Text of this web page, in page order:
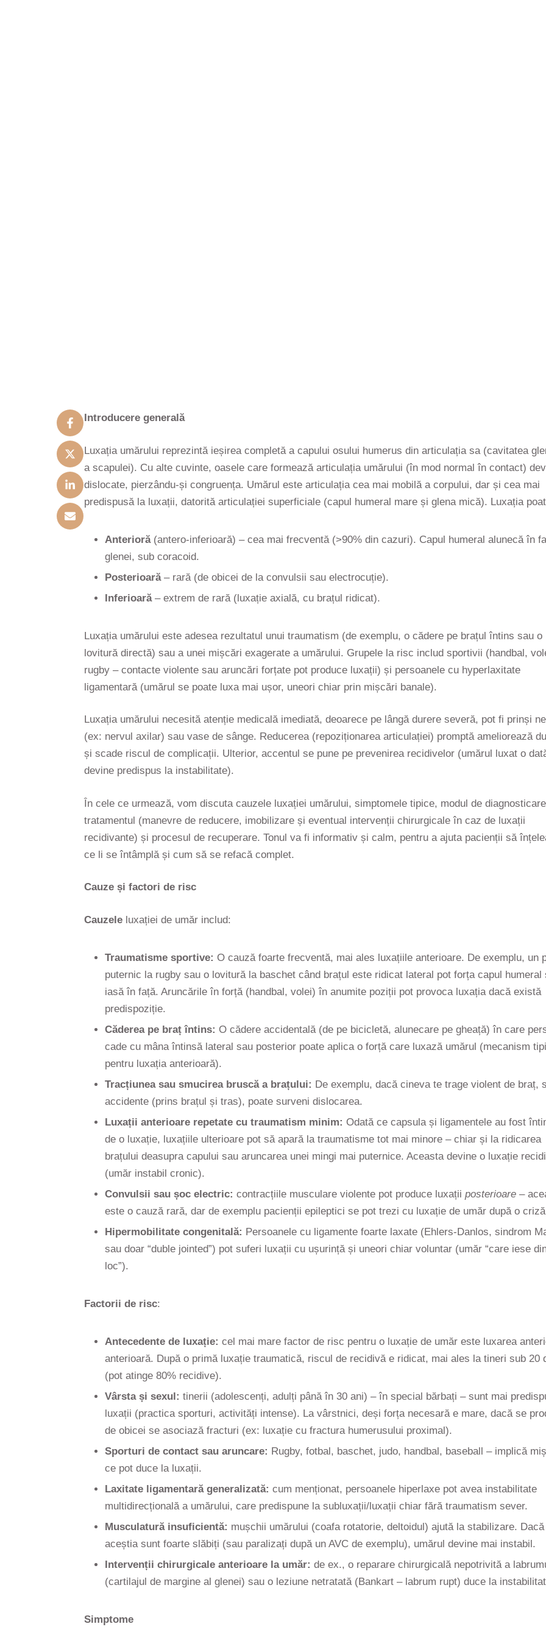
Introducere generală
Luxația umărului reprezintă ieșirea completă a capului osului humerus din articulația sa (cavitatea
a scapulei). Cu alte cuvinte, oasele care formează articulația umărului (în mod normal în contact)
dislocate, pierzându-și congruența. Umărul este articulația cea mai mobilă a corpului, dar și cea mai
predispusă la luxații, datorită articulației superficiale (capul humeral mare și glena mică). Luxația
Anterioră(antero-inferioară) – cea mai frecventă (>90% din cazuri). Capul humeral alunecă în
glenei, sub coracoid.
Posterioară– rară (de obicei de la convulsii sau electrocuție).
Inferioară– extrem de rară (luxație axială, cu brațul ridicat).
Luxația umărului este adesea rezultatul unui traumatism (de exemplu, o cădere pe brațul întins sau o
lovitură directă) sau a unei mișcări exagerate a umărului. Grupele la risc includ sportivii (handbal,
rugby – contacte violente sau aruncări forțate pot produce luxații) și persoanele cu hyperlaxitate
ligamentară (umărul se poate luxa mai ușor, uneori chiar prin mișcări banale).
Luxația umărului necesită atenție medicală imediată, deoarece pe lângă durere severă, pot fi prinși
(ex: nervul axilar) sau vase de sânge. Reducerea (repoziționarea articulației) promptă ameliorează
și scade riscul de complicații. Ulterior, accentul se pune pe prevenirea recidivelor (umărul luxat o
devine predispus la instabilitate).
În cele ce urmează, vom discuta cauzele luxației umărului, simptomele tipice, modul de
tratamentul (manevre de reducere, imobilizare și eventual intervenții chirurgicale în caz de luxații
recidivante) și procesul de recuperare. Tonul va fi informativ și calm, pentru a ajuta pacienții să
ce li se întâmplă și cum să se refacă complet.
Cauze și factori de risc
Cauzele luxației de umăr includ:
Traumatisme sportive: O cauză foarte frecventă, mai ales luxațiile anterioare. De exemplu, un
puternic la rugby sau o lovitură la baschet când brațul este ridicat lateral pot forța capul humeral
iasă în față. Aruncările în forță (handbal, volei) în anumite poziții pot provoca luxația dacă există
predispoziție.
Căderea pe braț întins: O cădere accidentală (de pe bicicletă, alunecare pe gheață) în care
cade cu mâna întinsă lateral sau posterior poate aplica o forță care luxază umărul (mecanism
pentru luxația anterioară).
Tracțiunea sau smucirea bruscă a brațului: De exemplu, dacă cineva te trage violent de braț,
accidente (prins brațul și tras), poate surveni dislocarea.
Luxații anterioare repetate cu traumatism minim: Odată ce capsula și ligamentele au fost
de o luxație, luxațiile ulterioare pot să apară la traumatisme tot mai minore – chiar și la ridicarea
brațului deasupra capului sau aruncarea unei mingi mai puternice. Aceasta devine o luxație
(umăr instabil cronic).
Convulsii sau șoc electric: contracțiile musculare violente pot produce luxații posterioare –
este o cauză rară, dar de exemplu pacienții epileptici se pot trezi cu luxație de umăr după o
Hipermobilitate congenitală: Persoanele cu ligamente foarte laxate (Ehlers-Danlos, sindrom
sau doar “duble jointed”) pot suferi luxații cu ușurință și uneori chiar voluntar (umăr “care iese
loc”).
Factorii de risc:
Antecedente de luxație: cel mai mare factor de risc pentru o luxație de umăr este luxarea
anterioară. După o primă luxație traumatică, riscul de recidivă e ridicat, mai ales la tineri sub 20
(pot atinge 80% recidive).
Vârsta și sexul: tinerii (adolescenți, adulți până în 30 ani) – în special bărbați – sunt mai
luxații (practica sporturi, activități intense). La vârstnici, deși forța necesară e mare, dacă se
de obicei se asociază fracturi (ex: luxație cu fractura humerusului proximal).
Sporturi de contact sau aruncare: Rugby, fotbal, baschet, judo, handbal, baseball – implică
ce pot duce la luxații.
Laxitate ligamentară generalizată: cum menționat, persoanele hiperlaxe pot avea instabilitate
multidirecțională a umărului, care predispune la subluxații/luxații chiar fără traumatism sever.
Musculatură insuficientă: mușchii umărului (coafa rotatorie, deltoidul) ajută la stabilizare. Dacă
aceștia sunt foarte slăbiți (sau paralizați după un AVC de exemplu), umărul devine mai instabil.
Intervenții chirurgicale anterioare la umăr: de ex., o reparare chirurgicală nepotrivită a
(cartilajul de margine al glenei) sau o leziune netratată (Bankart – labrum rupt) duce la
Simptome